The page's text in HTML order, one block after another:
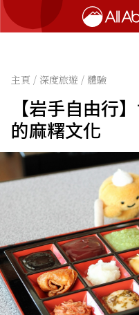
HOME
深度旅遊
創新趨勢
在地故事
主頁 / 深度旅遊 / 體驗
【岩手自由行
的麻糬文化